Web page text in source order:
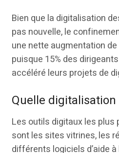
Bien que la digitalisation
pas nouvelle, le
une nette augmentation
puisque 15% des
accéléré leurs projets de
Quelle digitalisation
Les outils digitaux les plus
sont les sites vitrines, les
différents logiciels d’aide